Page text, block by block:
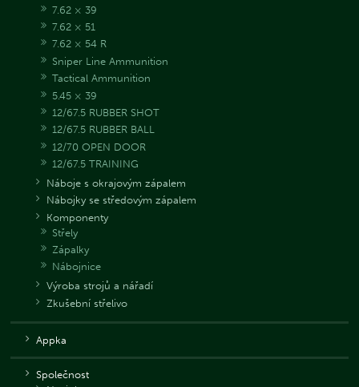
7.62 × 39
7.62 × 51
7.62 × 54 R
Sniper Line Ammunition
Tactical Ammunition
5.45 × 39
12/67.5 RUBBER SHOT
12/67.5 RUBBER BALL
12/70 OPEN DOOR
12/67.5 TRAINING
Náboje s okrajovým zápalem
Nábojky se středovým zápalem
Komponenty
Střely
Zápalky
Nábojnice
Výroba strojů a nářadí
Zkušební střelivo
Appka
Společnost